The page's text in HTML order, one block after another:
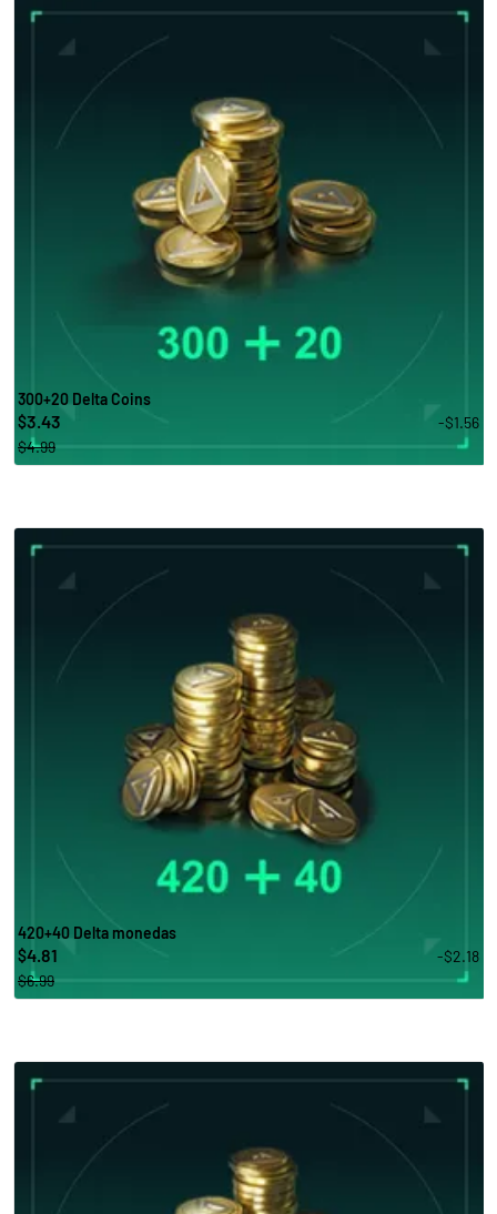
300+20 Delta Coins
$3.43
-$1.56
$4.99
420+40 Delta monedas
$4.81
-$2.18
$6.99